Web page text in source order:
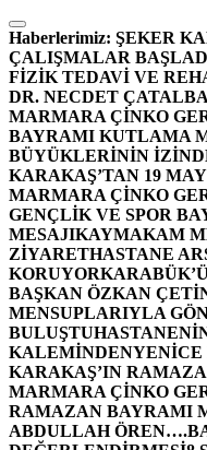
İçeriğe
atla
Haberlerimiz: ŞEKER
ÇALIŞMALAR
FİZİK TEDAVİ VE
DR. NECDET
MARMARA ÇİNKO
BAYRAMI KUTLAMA
BÜYÜKLERİNİN
KARAKAŞ’TAN 19
MARMARA ÇİNKO
GENÇLİK VE SPOR
MESAJIKAYMAKAM
ZİYARETHASTANE
KORUYOR
BAŞKAN ÖZKAN
MENSUPLARIYLA
BULUŞTU
KALEMİNDENYENİCE
KARAKAŞ’IN
MARMARA ÇİNKO
RAMAZAN BAYRAMI
ABDULLAH ÖREN….